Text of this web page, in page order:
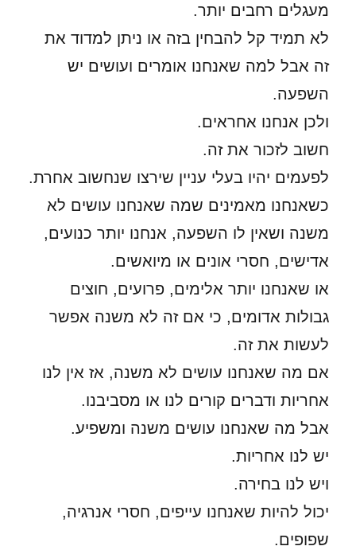
מעגלים רחבים יותר.
לא תמיד קל להבחין בזה או ניתן למדוד את
זה אבל למה שאנחנו אומרים ועושים יש
השפעה.
ולכן אנחנו אחראים.
חשוב לזכור את זה.
לפעמים יהיו בעלי עניין שירצו שנחשוב אחרת.
כשאנחנו מאמינים שמה שאנחנו עושים לא
משנה ושאין לו השפעה, אנחנו יותר כנועים,
אדישים, חסרי אונים או מיואשים.
או שאנחנו יותר אלימים, פרועים, חוצים
גבולות אדומים, כי אם זה לא משנה אפשר
לעשות את זה.
אם מה שאנחנו עושים לא משנה, אז אין לנו
אחריות ודברים קורים לנו או מסביבנו.
אבל מה שאנחנו עושים משנה ומשפיע.
יש לנו אחריות.
ויש לנו בחירה.
יכול להיות שאנחנו עייפים, חסרי אנרגיה,
שפופים.